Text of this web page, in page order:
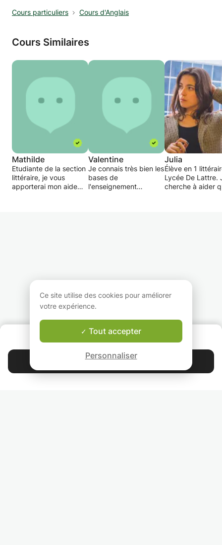
Cours particuliers Cours d'Anglais
Cours Similaires
Mathilde
Etudiante de la section
littéraire, je vous
apporterai mon aide
Valentine
Je connais très bien les
bases de
l'enseignement
Julia
Élève en 1
Lycée De Lattre.
cherche à aider
m'envoyer un
Garantie Le-Bon-Prof
Contacter Margaux
4.9 44 401
Ce site utilise des cookies pour améliorer
votre expérience.
Tout accepter
Personnaliser